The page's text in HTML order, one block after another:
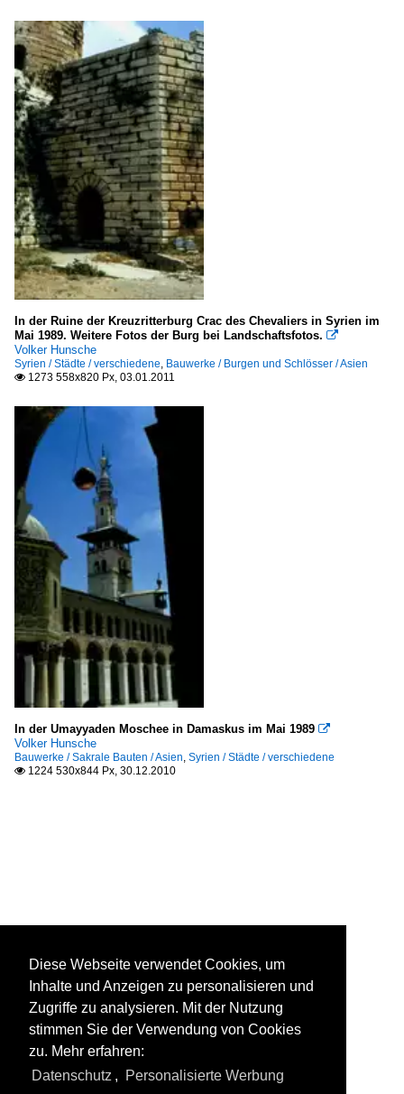
In der Ruine der Kreuzritterburg Crac des Chevaliers in Syrien im
Mai 1989. Weitere Fotos der Burg bei Landschaftsfotos. 
Volker Hunsche
Syrien / Städte / verschiedene Bauwerke / Burgen und Schlösser / Asien
 1273 558x820 Px, 03.01.2011
In der Umayyaden Moschee in Damaskus im Mai 1989 
Volker Hunsche
Bauwerke / Sakrale Bauten / Asien, Syrien / Städte / verschiedene
 1224 530x844 Px, 30.12.2010
Diese Webseite verwendet Cookies, um
Inhalte und Anzeigen zu personalisieren und
Zugriffe zu analysieren. Mit der Nutzung
stimmen Sie der Verwendung von Cookies
zu. Mehr erfahren:
Datenschutz , Personalisierte Werbung